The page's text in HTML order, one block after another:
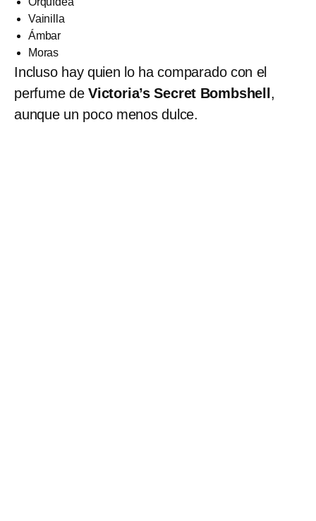
Vainilla
Ámbar
Moras
Incluso hay quien lo ha comparado con el
perfume deVictoria’s Secret Bombshell ,
aunque un poco menos dulce.